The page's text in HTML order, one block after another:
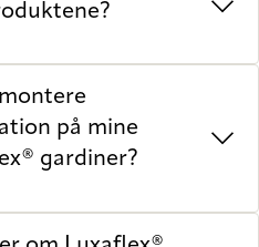
på mine
gardiner?